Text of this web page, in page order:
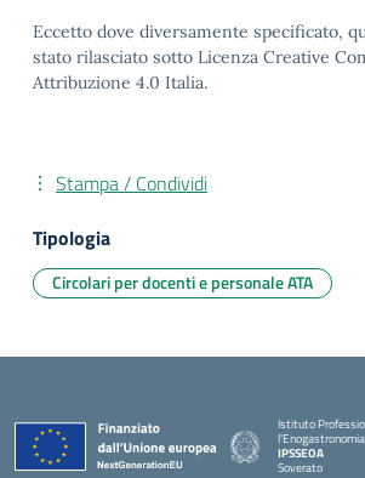
Eccetto dove diversamente specificato,
stato rilasciato sotto Licenza Creative
Attribuzione 4.0 Italia.
Stampa / Condividi
Tipologia
Circolari per docenti e personale ATA
Istituto
IPSSEOA
Soverato